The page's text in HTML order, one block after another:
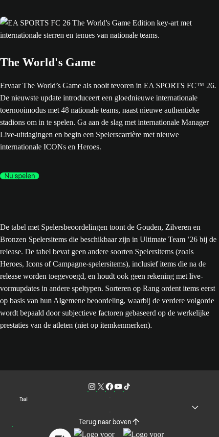
The World's Game
Ervaar The World’s Game als nooit tevoren in EA SPORTS FC™ 26.
De nieuwste update introduceert een gloednieuwe internationale
toernooimodus met 48 nationale teams, naast nieuwe authentieke
stadions om in te spelen. Ga aan de slag met internationale Manager
Live-uitdagingen en begin een Spelerscarrière met nieuwe
internationale ICONs en Heroes.
Nu spelen
De tabel met Spelersbeoordelingen toont de Gouden, Zilveren en
Bronzen Spelersitems die beschikbaar zijn in Ultimate Team ’26 bij de
release. De tabel bevat geen andere soorten Spelersitems (zoals
Heroes, Icons of Campagne-spelersitems), inclusief items die na de
release worden toegevoegd, en houdt ook geen rekening met live-
vormupdates in andere speltypen. Sorteren op Rang ordent items eerst
op basis van hun Algemene beoordeling, waarbij de verdere volgorde
wordt bepaald door subjectieve factoren gebaseerd op de werkelijke
prestaties van de atleten (niet op itemkenmerken).
Taal
Terug naar boven